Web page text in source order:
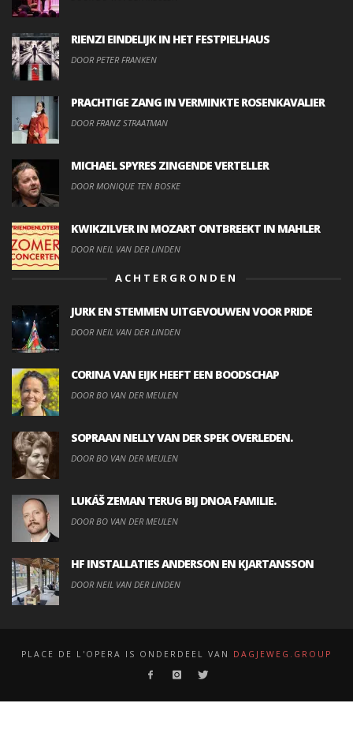
RIENZI EINDELIJK IN HET FESTPIELHAUS
DOOR PETER FRANKEN
PRACHTIGE ZANG IN VERMINKTE ROSENKAVALIER
DOOR FRANZ STRAATMAN
MICHAEL SPYRES ZINGENDE VERTELLER
DOOR MONIQUE TEN BOSKE
KWIKZILVER IN MOZART ONTBREEKT IN MAHLER
DOOR NEIL VAN DER LINDEN
ACHTERGRONDEN
JURK EN STEMMEN UITGEVOUWEN VOOR PRIDE
DOOR NEIL VAN DER LINDEN
CORINA VAN EIJK HEEFT EEN BOODSCHAP
DOOR BO VAN DER MEULEN
SOPRAAN NELLY VAN DER SPEK OVERLEDEN.
DOOR BO VAN DER MEULEN
LUKÁŠ ZEMAN TERUG BIJ DNOA FAMILIE.
DOOR BO VAN DER MEULEN
HF INSTALLATIES ANDERSON EN KJARTANSSON
DOOR NEIL VAN DER LINDEN
PLACE DE L'OPERA IS ONDERDEEL VAN DAGJEWEG.GROUP